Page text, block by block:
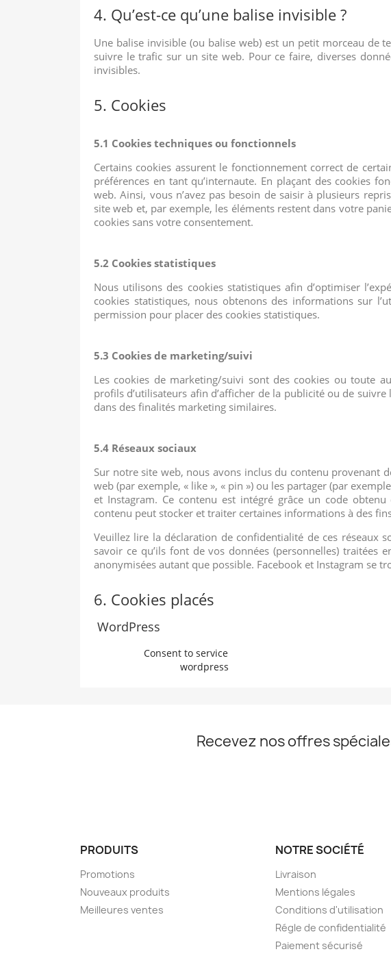
4. Qu’est-ce qu’une balise invisible ?
Une balise invisible (ou balise web) est un petit morceau de
suivre le trafic sur un site web. Pour ce faire, diverses
invisibles.
5. Cookies
5.1 Cookies techniques ou fonctionnels
Certains cookies assurent le fonctionnement correct de
préférences en tant qu’internaute. En plaçant des cookies
web. Ainsi, vous n’avez pas besoin de saisir à plusieurs
site web et, par exemple, les éléments restent dans votre
cookies sans votre consentement.
5.2 Cookies statistiques
Nous utilisons des cookies statistiques afin d’optimiser
cookies statistiques, nous obtenons des informations sur
permission pour placer des cookies statistiques.
5.3 Cookies de marketing/suivi
Les cookies de marketing/suivi sont des cookies ou toute
profils d’utilisateurs afin d’afficher de la publicité ou de
dans des finalités marketing similaires.
5.4 Réseaux sociaux
Sur notre site web, nous avons inclus du contenu provenant
web (par exemple, « like », « pin ») ou les partager (par
et Instagram. Ce contenu est intégré grâce un code
contenu peut stocker et traiter certaines informations à des
Veuillez lire la déclaration de confidentialité de ces réseaux
savoir ce qu’ils font de vos données (personnelles) traitées
anonymisées autant que possible. Facebook et Instagram se
6. Cookies placés
WordPress
Consent to service
wordpress
Recevez nos offres
PRODUITS
Promotions
Nouveaux produits
Meilleures ventes
NOTRE SOCIÉTÉ
Livraison
Mentions légales
Conditions d'utilisation
Régle de confidentialité
Paiement sécurisé